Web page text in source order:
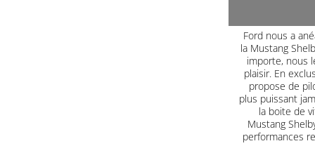
Ford nous a
la Mustang
importe, nous
plaisir. En
propose de
plus puissant
la boite de
Mustang
performances